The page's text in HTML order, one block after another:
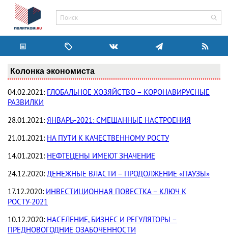
Колонка экономиста
04.02.2021: ГЛОБАЛЬНОЕ ХОЗЯЙСТВО – КОРОНАВИРУСНЫЕ
РАЗВИЛКИ
28.01.2021: ЯНВАРЬ-2021: СМЕШАННЫЕ НАСТРОЕНИЯ
21.01.2021: НА ПУТИ К КАЧЕСТВЕННОМУ РОСТУ
14.01.2021: НЕФТЕЦЕНЫ ИМЕЮТ ЗНАЧЕНИЕ
24.12.2020: ДЕНЕЖНЫЕ ВЛАСТИ – ПРОДОЛЖЕНИЕ «ПАУЗЫ»
17.12.2020: ИНВЕСТИЦИОННАЯ ПОВЕСТКА – КЛЮЧ К
РОСТУ-2021
10.12.2020: НАСЕЛЕНИЕ, БИЗНЕС И РЕГУЛЯТОРЫ –
ПРЕДНОВОГОДНИЕ ОЗАБОЧЕННОСТИ